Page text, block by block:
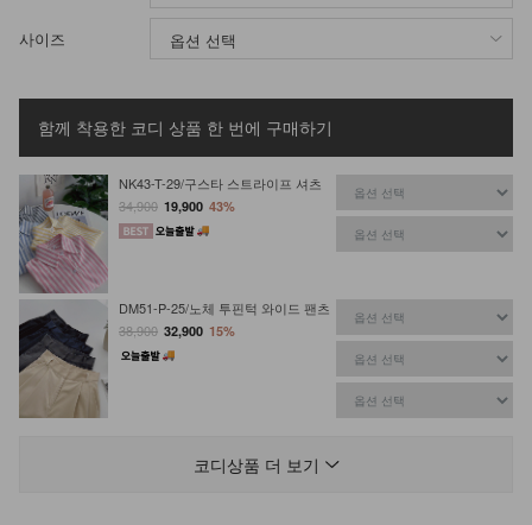
사이즈
함께 착용한 코디 상품 한 번에 구매하기
NK43-T-29/구스타 스트라이프 셔츠
34,900 19,900 43%
DM51-P-25/노체 투핀턱 와이드 팬츠
38,900 32,900 15%
20%
코디상품 더 보기